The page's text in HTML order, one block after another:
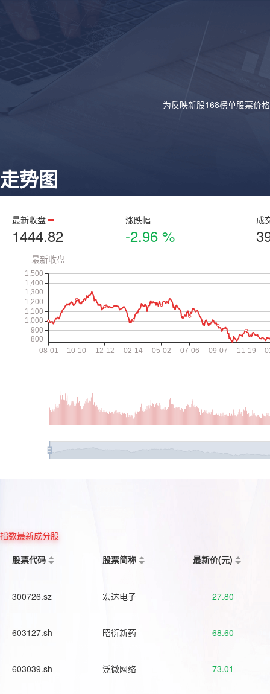
为反映新股168榜单股票价
走势图
最新收盘
1444.82
涨跌幅
-2.96 %
成
指数最新成分股
股票代码
股票简称 最新价(元)
300726.sz 宏达电子 27.80
603127.sh 昭衍新药 68.60
603039.sh 泛微网络 73.01